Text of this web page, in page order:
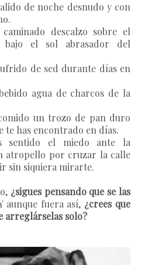
de noche desnudo y con
descalzo sobre el
bajo el sol abrasador del
de sed durante días en
agua de charcos de la
un trozo de pan duro
te has encontrado en días.
sentido el miedo ante la
atropello por cruzar la calle
sin siquiera mirarte.
¿sigues pensando que se las
aunque fuera así, ¿crees que
arreglárselas solo?